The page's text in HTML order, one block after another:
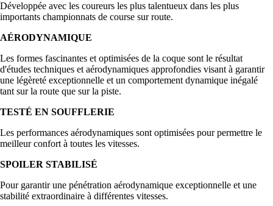
Développée avec les coureurs les plus talentueux dans les plus
importants championnats de course sur route.
AÉRODYNAMIQUE
Les formes fascinantes et optimisées de la coque sont le résultat
d'études techniques et aérodynamiques approfondies visant à garantir
une légèreté exceptionnelle et un comportement dynamique inégalé
tant sur la route que sur la piste.
TESTÉ EN SOUFFLERIE
Les performances aérodynamiques sont optimisées pour permettre le
meilleur confort à toutes les vitesses.
SPOILER STABILISÉ
Pour garantir une pénétration aérodynamique exceptionnelle et une
stabilité extraordinaire à différentes vitesses.